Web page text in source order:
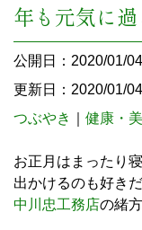
年も元気に
公開日：2020/01/
更新日：2020/01/
つぶやき
健康・
お正月はまったり
出かけるのも好き
中川忠工務店の緒